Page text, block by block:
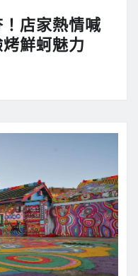
店家熱情喊
鮮蚵魅力